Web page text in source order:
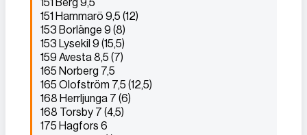
151 Hammarö 9,5 (12)
153 Borlänge 9 (8)
153 Lysekil 9 (15,5)
159 Avesta 8,5 (7)
165 Norberg 7,5
165 Olofström 7,5 (12,5)
168 Herrljunga 7 (6)
168 Torsby 7 (4,5)
175 Hagfors 6